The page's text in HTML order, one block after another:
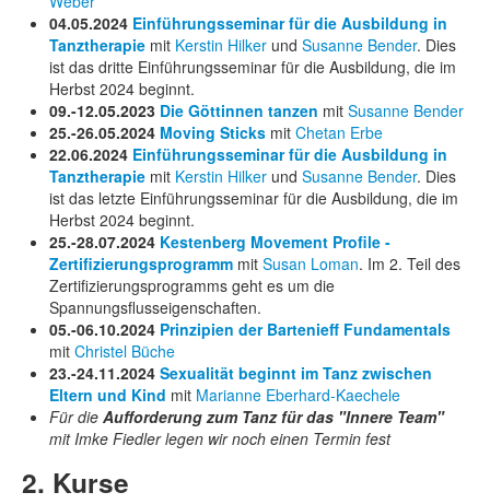
04.05.2024 Einführungsseminar für die Ausbildung in
Tanztherapie mit Kerstin Hilker und Susanne Bender. Dies
ist das dritte Einführungsseminar für die Ausbildung, die im
Herbst 2024 beginnt.
09.-12.05.2023 Die Göttinnen tanzen mit Susanne Bender
25.-26.05.2024 Moving Sticks mit Chetan Erbe
22.06.2024 Einführungsseminar für die Ausbildung in
Tanztherapie mit Kerstin Hilker und Susanne Bender. Dies
ist das letzte Einführungsseminar für die Ausbildung, die im
Herbst 2024 beginnt.
25.-28.07.2024 Kestenberg Movement Profile -
Zertifizierungsprogramm mit Susan Loman. Im 2. Teil des
Zertifizierungsprogramms geht es um die
Spannungsflusseigenschaften.
05.-06.10.2024 Prinzipien der Bartenieff Fundamentals
mit Christel Büche
23.-24.11.2024 Sexualität beginnt im Tanz zwischen
Eltern und Kind mit Marianne Eberhard-Kaechele
Für die Aufforderung zum Tanz für das "Innere Team"
mit Imke Fiedler legen wir noch einen Termin fest
2. Kurse